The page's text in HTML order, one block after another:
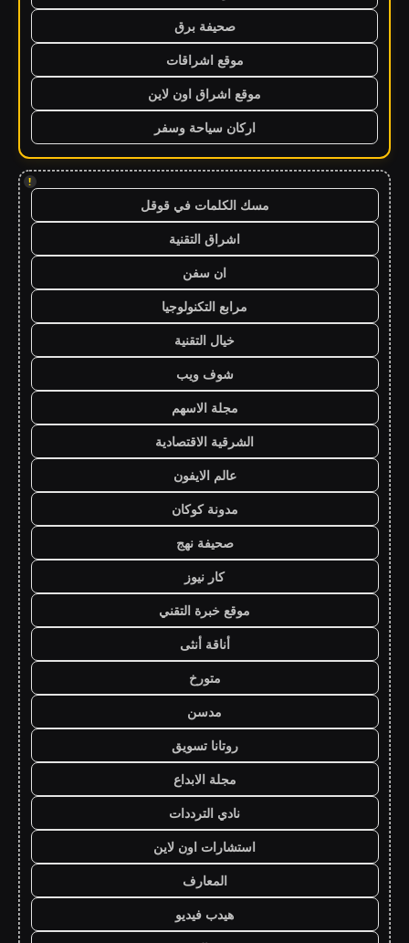
صحيفة برق
موقع اشراقات
موقع اشراق اون لاين
اركان سياحة وسفر
!
مسك الكلمات في قوقل
اشراق التقنية
ان سفن
مرابع التكنولوجيا
خيال التقنية
شوف ويب
مجلة الاسهم
الشرقية الاقتصادية
عالم الايفون
مدونة كوكان
صحيفة نهج
كار نيوز
موقع خبرة التقني
أناقة أنثى
متورخ
مدسن
روتانا تسويق
مجلة الابداع
نادي الترددات
استشارات اون لاين
المعارف
هيدب فيديو